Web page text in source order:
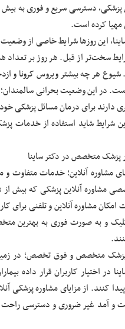
مهیا کرده است.
این روزها شرایط خاصی از
سخت‌تر از قبل. هر روز بر تعداد
هر چه بیشتر ویروس کرونا و
در این وضعیت بحرانی سالمندان؛
برای درمان مسائل پزشکی
شرایط شاید استفاده از خدمات
مشاوره آنلاین؛ خدمات متفاوت
امکان مشاوره آنلاین و تلفنی برای
ساینا بیش از ۲ هزار پزشک متخصص و فوق
در اختیار کاربران قرار داده
کنند. از مزایای مشاوره پزشکی